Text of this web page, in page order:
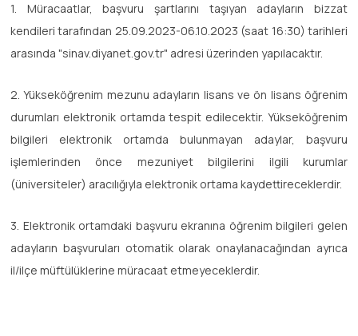
1. Müracaatlar, başvuru şartlarını taşıyan adayların bizzat
kendileri tarafından 25.09.2023-06.10.2023 (saat 16:30) tarihleri
arasında "sinav.diyanet.gov.tr" adresi üzerinden yapılacaktır.
2. Yükseköğrenim mezunu adayların lisans ve ön lisans öğrenim
durumları elektronik ortamda tespit edilecektir. Yükseköğrenim
bilgileri elektronik ortamda bulunmayan adaylar, başvuru
işlemlerinden önce mezuniyet bilgilerini ilgili kurumlar
(üniversiteler) aracılığıyla elektronik ortama kaydettireceklerdir.
3. Elektronik ortamdaki başvuru ekranına öğrenim bilgileri gelen
adayların başvuruları otomatik olarak onaylanacağından ayrıca
il/ilçe müftülüklerine müracaat etmeyeceklerdir.